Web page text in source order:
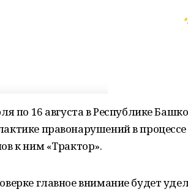
по 16 августа в Республике
правонарушений в
к ним «Трактор».
главное внимание будет